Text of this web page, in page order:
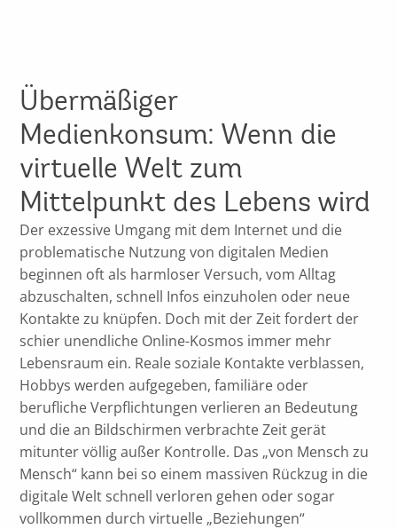
Übermäßiger
Medienkonsum: Wenn die
virtuelle Welt zum
Mittelpunkt des Lebens wird
Der exzessive Umgang mit dem Internet und die
problematische Nutzung von digitalen Medien
beginnen oft als harmloser Versuch, vom Alltag
abzuschalten, schnell Infos einzuholen oder neue
Kontakte zu knüpfen. Doch mit der Zeit fordert der
schier unendliche Online-Kosmos immer mehr
Lebensraum ein. Reale soziale Kontakte verblassen,
Hobbys werden aufgegeben, familiäre oder
berufliche Verpflichtungen verlieren an Bedeutung
und die an Bildschirmen verbrachte Zeit gerät
mitunter völlig außer Kontrolle. Das „von Mensch zu
Mensch“ kann bei so einem massiven Rückzug in die
digitale Welt schnell verloren gehen oder sogar
vollkommen durch virtuelle „Beziehungen“